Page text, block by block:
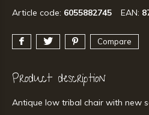
Article code: 6055882745 EAN:
Compare
Product description
Antique low tribal chair with new